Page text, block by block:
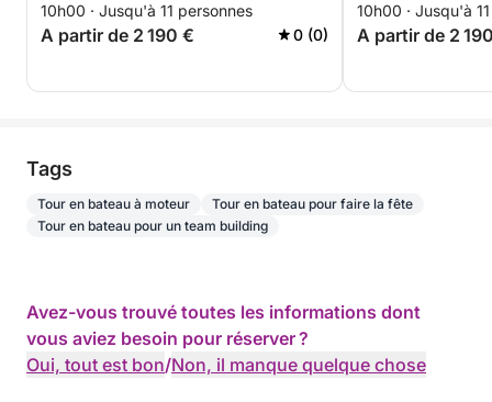
10h00 · Jusqu'à 11 personnes
A partir de 2 190 € 0 (0)
10h00 · Jusqu'à
A partir de 2
Tags
Tour en bateau à moteur
Tour en bateau pour faire la fête
Tour en bateau pour un team building
Avez-vous trouvé toutes les informations dont
vous aviez besoin pour réserver ?
Oui, tout est bon/Non, il manque quelque chose